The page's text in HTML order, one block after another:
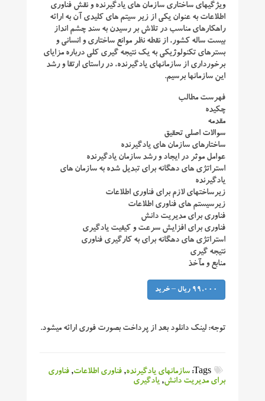
ویژگیهای ساختاری سازمان های یادگیرنده و نقش فناوری
اطلاعات به عنوان یکی از زیر سیتم های کلیدی آن به ارائه
راهکارهای مناسب در تلاش بر رسیدن به سند چشم انداز
بیست ساله کشور، از نقطه نظر موانع ساختاری و انسانی و
بسترهای تکنولوژیکی به یک نتیجه گیری کلی درباره مزایای
برخورداری از سازمانهای یادگیرنده، در راستای ارتقا و رشد
این سازمانها برسیم.
فهرست مطالب
چکیده
مقدمه
سوالات اصلی تحقیق
ساختارهای سازمان های یادگیرنده
عوامل موثر در ایجاد و رشد سازمان یادگیرنده
استراتژی های دهگانه برای تبدیل شده به سازمان های
یادگیرنده
زیرساختهای لازم برای فناوری اطلاعات
زیرسیستم های فناوری اطلاعات
فناوری برای مدیریت دانش
فناوری برای افزایش سرعت و کیفیت یادگیری
استراتژی های دهگانه برای به کارگیری فناوری
نتیجه گیری
منابع و مآخذ
99,000 ریال – خرید
توجه: لینک دانلود بعد از پرداخت بصورت فوری ارائه میشود.
Tags: سازمانهای یادگیرنده,فناوری اطلاعات,فناوری
برای مدیریت دانش,یادگیری